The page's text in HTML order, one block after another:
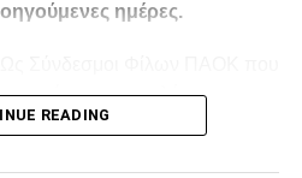
ημέρες.
με γνώμωνα το καλό του
την ανάγκη να
READING